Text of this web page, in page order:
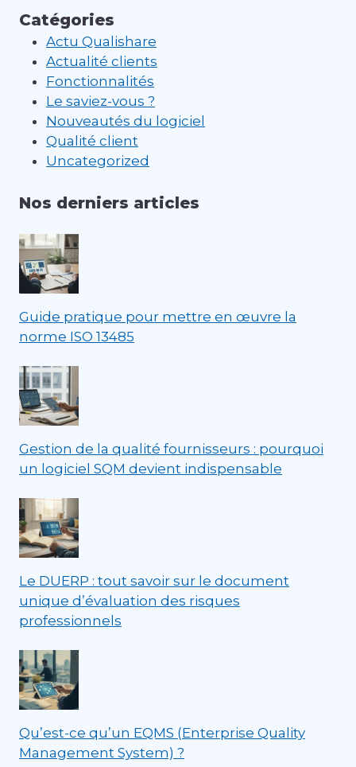
Catégories
Actu Qualishare
Actualité clients
Fonctionnalités
Le saviez-vous ?
Nouveautés du logiciel
Qualité client
Uncategorized
Nos derniers articles
Guide pratique pour mettre en œuvre la
norme ISO 13485
Gestion de la qualité fournisseurs : pourquoi
un logiciel SQM devient indispensable
Le DUERP : tout savoir sur le document
unique d’évaluation des risques
professionnels
Qu’est-ce qu’un EQMS (Enterprise Quality
Management System) ?